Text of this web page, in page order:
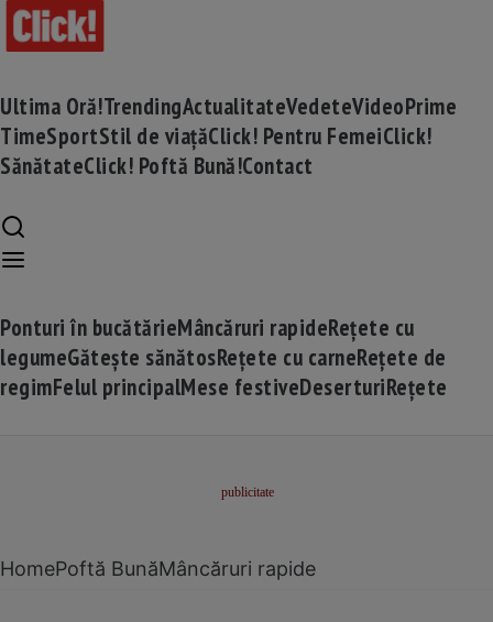
Ultima Oră!TrendingActualitateVedeteVideoPrime
TimeSportStil de viațăClick! Pentru FemeiClick!
SănătateClick! Poftă Bună!Contact
Ponturi în bucătărieMâncăruri rapideRețete cu
legumeGătește sănătosRețete cu carneRețete de
regimFelul principalMese festiveDeserturiRețete
HomePoftă BunăMâncăruri rapide